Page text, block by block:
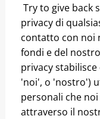
Try to give back
privacy di
contatto con noi
fondi e del
privacy
'noi', o 'nostro')
personali che
attraverso il